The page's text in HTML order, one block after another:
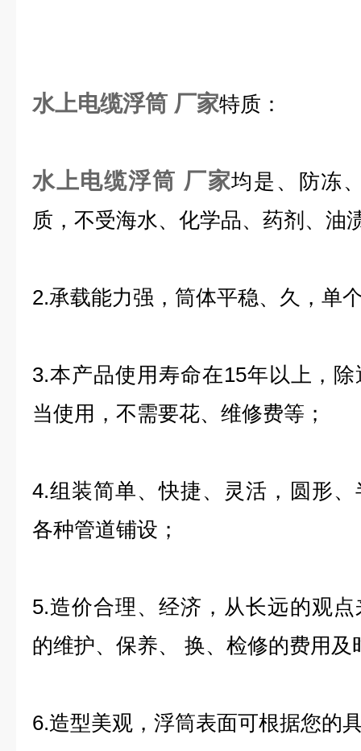
水上电缆浮筒 厂家特质：
水上电缆浮筒 厂家均是、防冻
质，不受海水、化学品、药剂、油
2.承载能力强，筒体平稳、久，单
3.本产品使用寿命在15年以上，
当使用，不需要花、维修费等；
4.组装简单、快捷、灵活，圆形
各种管道铺设；
5.造价合理、经济，从长远的观
的维护、保养、 换、检修的费用及
6.造型美观，浮筒表面可根据您的